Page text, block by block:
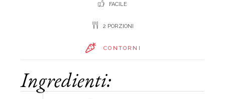
FACILE
2 PORZIONI
CONTORNI
Ingredienti: